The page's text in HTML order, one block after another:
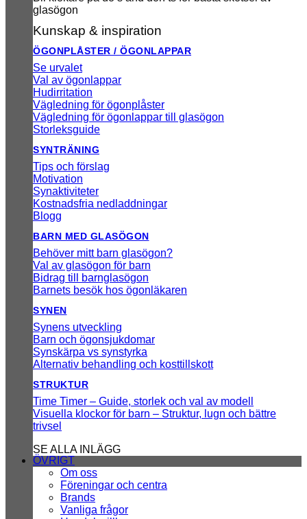
glasögon
Kunskap & inspiration
ÖGONPLÅSTER / ÖGONLAPPAR
Se urvalet
Val av ögonlappar
Hudirritation
Vägledning för ögonplåster
Vägledning för ögonlappar till glasögon
Storleksguide
SYNTRÄNING
Tips och förslag
Motivation
Synaktiviteter
Kostnadsfria nedladdningar
Blogg
BARN MED GLASÖGON
Behöver mitt barn glasögon?
Val av glasögon för barn
Bidrag till barnglasögon
Barnets besök hos ögonläkaren
SYNEN
Synens utveckling
Barn och ögonsjukdomar
Synskärpa vs synstyrka
Alternativ behandling och kosttillskott
STRUKTUR
Time Timer – Guide, storlek och val av modell
Visuella klockor för barn – Struktur, lugn och bättre
trivsel
SE ALLA INLÄGG
ÖVRIGT
Om oss
Föreningar och centra
Brands
Vanliga frågor